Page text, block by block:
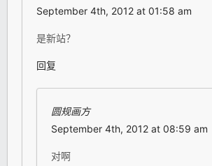
September 4th, 2012 at 01:58 am
是新站？
回复
圆规画方
September 4th, 2012 at 08:59 am
对啊